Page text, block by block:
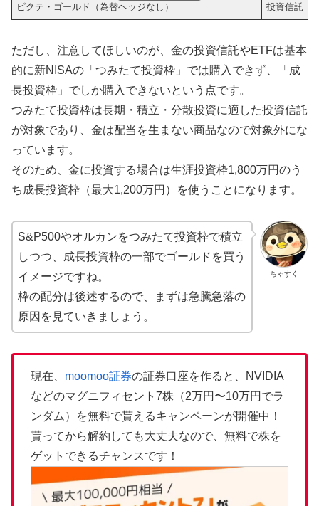
ピクテ・ゴールド（為替ヘッジなし） 投資信託
ただし、注意してほしいのが、金の投資信託やETFは基本
的に新NISAの「つみたて投資枠」では購入できず、「成
長投資枠」でしか購入できないという点です。
つみたて投資枠は長期・積立・分散投資に適した投資信託
が対象であり、金は配当を生まない商品なので対象外にな
っています。
そのため、金に投資する場合は生涯投資枠1,800万円のう
ち成長投資枠（最大1,200万円）を使うことになります。
ちゃすく
S&P500やオルカンをつみたて投資枠で積立
しつつ、成長投資枠の一部でゴールドを買う
イメージですね。
枠の配分は後述するので、まずは急騰急落の
原因を見ていきましょう。
現在、 moomoo証券の証券口座を作ると、NVIDIA
などのマグニフィセント7株（2万円〜10万円でラ
ンダム）を無料で貰えるキャンペーンが開催中！
貰ってから解約しても大丈夫なので、無料で株を
ゲットできるチャンスです！